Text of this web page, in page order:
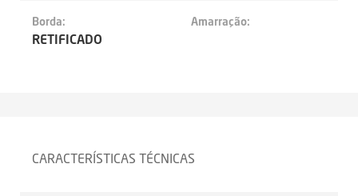
Borda:
RETIFICADO
Amarração:
CARACTERÍSTICAS TÉCNICAS